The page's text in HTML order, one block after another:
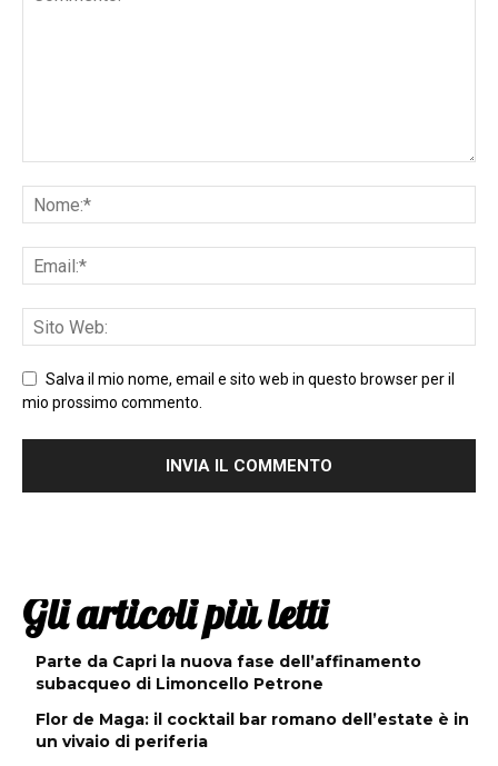
Salva il mio nome, email e sito web in questo browser per il
mio prossimo commento.
Gli articoli più letti
Parte da Capri la nuova fase dell’affinamento
subacqueo di Limoncello Petrone
Flor de Maga: il cocktail bar romano dell’estate è in
un vivaio di periferia